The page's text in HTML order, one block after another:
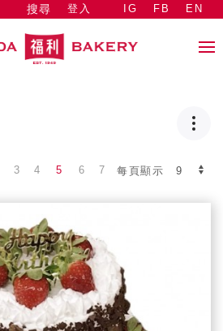
搜尋 登入 IG FB EN
每頁顯示
3 4 5 6 7